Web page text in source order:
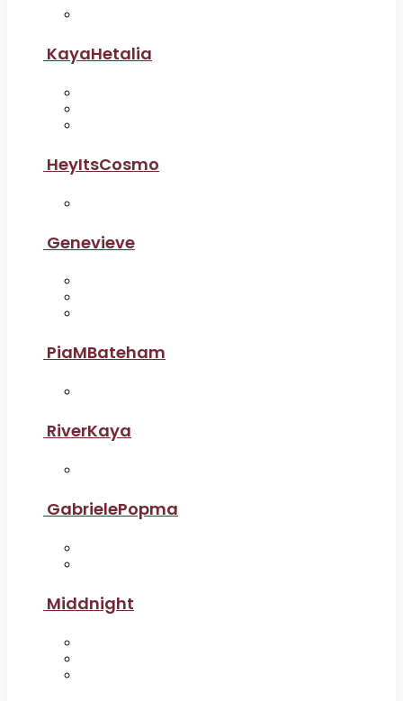
KayaHetalia
HeyItsCosmo
Genevieve
PiaMBateham
RiverKaya
GabrielePopma
Middnight